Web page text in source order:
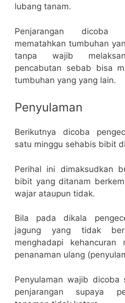
lubang tanam.
Penjarangan dicoba
mematahkan tumbuhan
tanpa wajib
pencabutan sebab bisa
tumbuhan yang yang lain.
Penyulaman
Berikutnya dicoba
satu minggu sehabis bibit
Perihal ini dimaksudkan
bibit yang ditanam
wajar ataupun tidak.
Bila pada dikala
jagung yang tidak
menghadapi
penanaman ulang
Penyulaman wajib dicoba
penjarangan supaya